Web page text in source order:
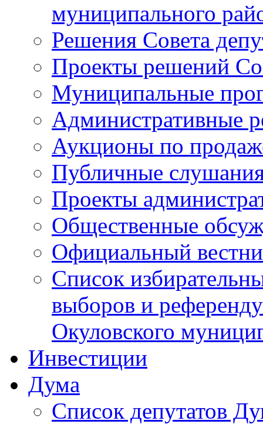
муниципального
Решения Совета
Проекты решений
Муниципальные
Административные
Аукционы по
Публичные
Проекты
Общественные
Официальный
Список
выборов и
Окуловского
Инвестиции
Дума
Список депутатов